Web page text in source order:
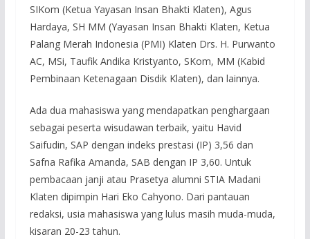
SIKom (Ketua Yayasan Insan Bhakti Klaten), Agus
Hardaya, SH MM (Yayasan Insan Bhakti Klaten, Ketua
Palang Merah Indonesia (PMI) Klaten Drs. H. Purwanto
AC, MSi, Taufik Andika Kristyanto, SKom, MM (Kabid
Pembinaan Ketenagaan Disdik Klaten), dan lainnya.
Ada dua mahasiswa yang mendapatkan penghargaan
sebagai peserta wisudawan terbaik, yaitu Havid
Saifudin, SAP dengan indeks prestasi (IP) 3,56 dan
Safna Rafika Amanda, SAB dengan IP 3,60. Untuk
pembacaan janji atau Prasetya alumni STIA Madani
Klaten dipimpin Hari Eko Cahyono. Dari pantauan
redaksi, usia mahasiswa yang lulus masih muda-muda,
kisaran 20-23 tahun.